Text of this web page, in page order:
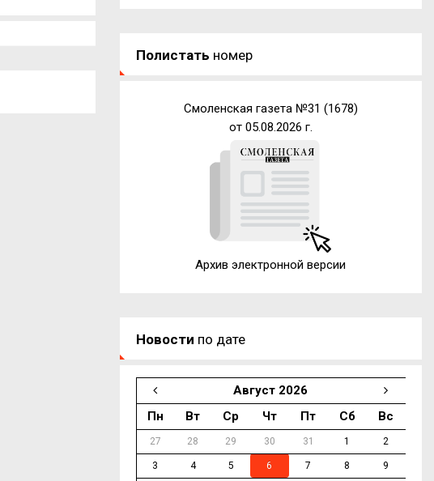
Полистать номер
Смоленская газета №31 (1678)
от 05.08.2026 г.
Архив электронной версии
Новости по дате
Август 2026
Пн
Вт Ср Чт Пт Сб Вс
27 28 29 30 31 1 2
3 4 5 6 7 8 9